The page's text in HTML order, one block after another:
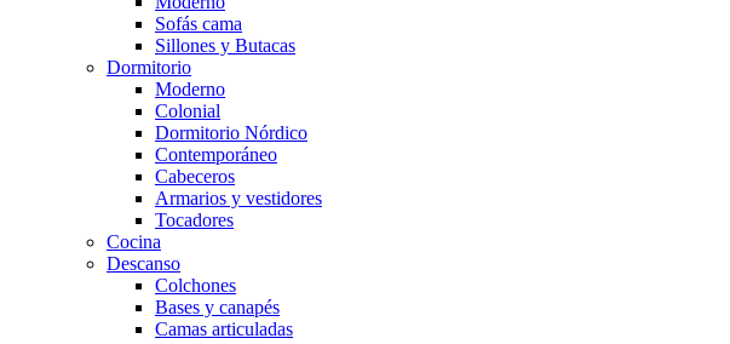
Sofás cama
Sillones y Butacas
Dormitorio
Moderno
Colonial
Dormitorio Nórdico
Contemporáneo
Cabeceros
Armarios y vestidores
Tocadores
Cocina
Descanso
Colchones
Bases y canapés
Camas articuladas